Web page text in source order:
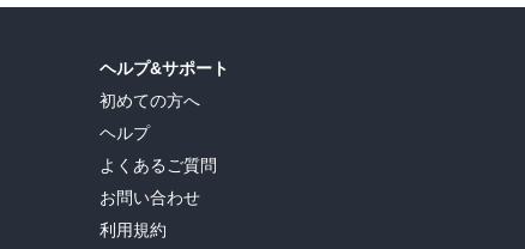
ヘルプ&サポート
初めての方へ
ヘルプ
よくあるご質問
お問い合わせ
利用規約